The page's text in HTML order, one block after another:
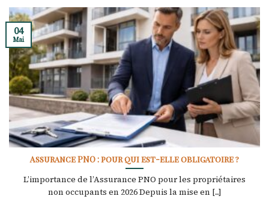
Assurance PNO : pour qui est-elle obligatoire ?
L’importance de l’Assurance PNO pour les propriétaires
non occupants en 2026 Depuis la mise en [...]
04
Mai